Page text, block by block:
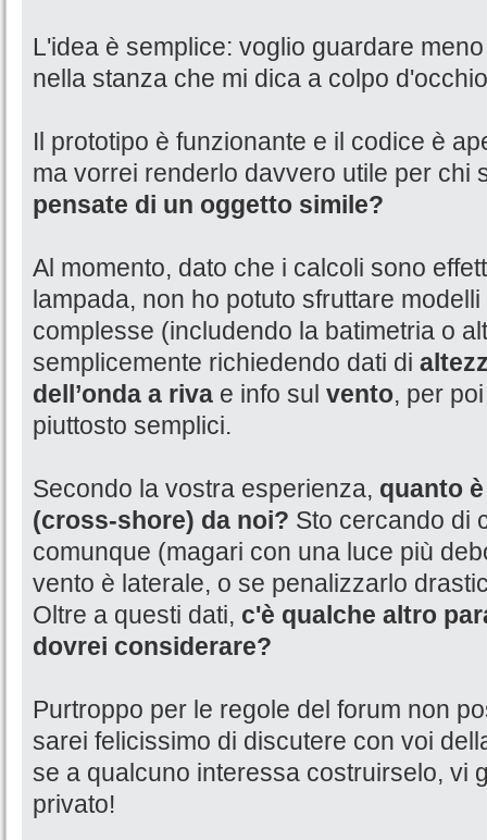
L'idea è semplice: voglio guardare
nella stanza che mi dica a colpo
Il prototipo è funzionante e il codice è
ma vorrei renderlo davvero utile per chi
pensate di un oggetto simile?
Al momento, dato che i calcoli sono
lampada, non ho potuto sfruttare
complesse (includendo la batimetria o
semplicemente richiedendo dati di
dell’onda a riva e info sul vento, per
piuttosto semplici.
Secondo la vostra esperienza, quanto
(cross-shore) da noi? Sto cercando di
comunque (magari con una luce più
vento è laterale, o se penalizzarlo
Oltre a questi dati, c'è qualche altro
dovrei considerare?
Purtroppo per le regole del forum non
sarei felicissimo di discutere con voi
se a qualcuno interessa costruirselo, vi
privato!